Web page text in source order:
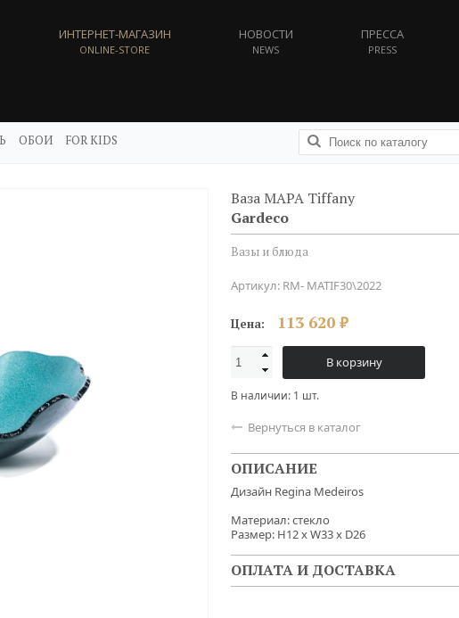
ИНТЕРНЕТ-МАГАЗИН
ONLINE-STORE
НОВОСТИ
NEWS
ПРЕССА
PRESS
ОБОИ FOR KIDS
Ваза MAPA Tiffany
Gardeco
Вазы и блюда
Артикул: RM- MATIF30\2022
Цена: 113 620 ₽
В корзину
В наличии: 1 шт.
 Вернуться в каталог
ОПИСАНИЕ
Дизайн Regina Medeiros
Материал: стекло
Размер: H12 x W33 x D26
ОПЛАТА И ДОСТАВКА